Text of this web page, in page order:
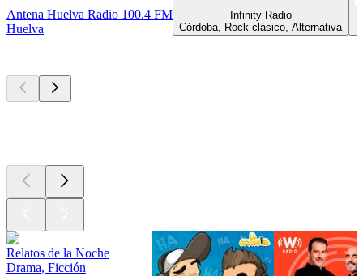
Antena Huelva Radio 100.4 FM
Huelva
Infinity Radio
Córdoba, Rock clásico, Alternativa
Relatos de la Noche
Drama, Ficción